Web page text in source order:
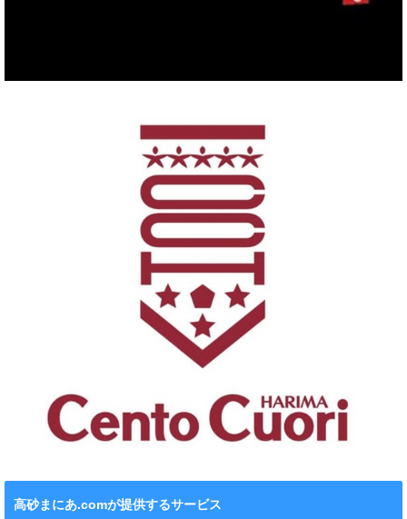
高砂まにあ.comが提供するサービス